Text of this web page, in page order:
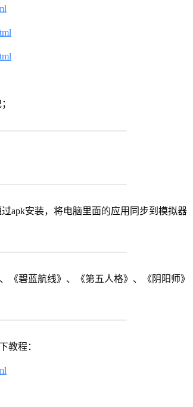
apk安装，将电脑里面的应用同步到模拟器
《碧蓝航线》、《第五人格》、《阴阳师》
教程：